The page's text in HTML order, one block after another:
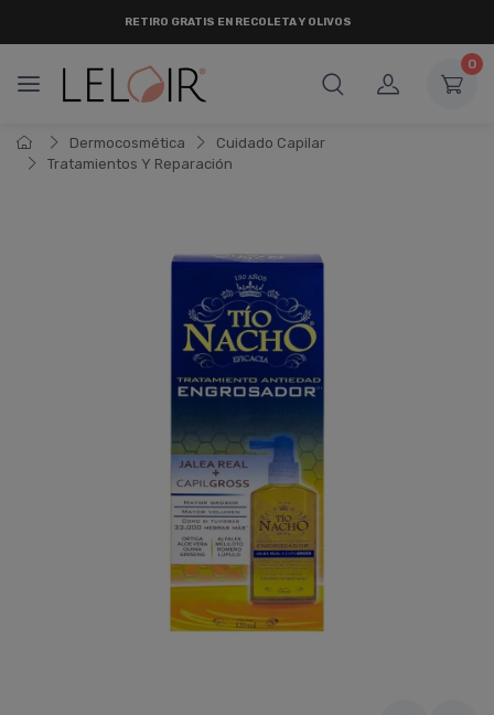
RETIRO GRATIS EN RECOLETA Y OLIVOS
0
Dermocosmética
Cuidado Capilar
Tratamientos Y Reparación